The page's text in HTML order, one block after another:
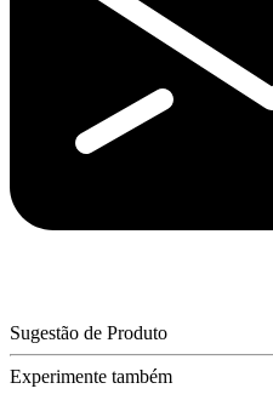
Sugestão de Produto
Experimente também